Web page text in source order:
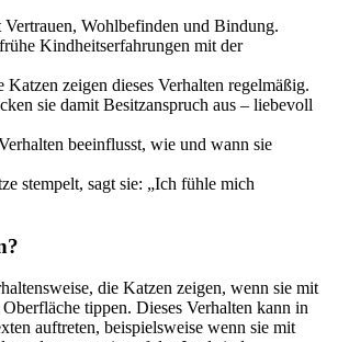
Vertrauen, Wohlbefinden und Bindung.
Kindheitserfahrungen mit der
Katzen zeigen dieses Verhalten regelmäßig.
sie damit Besitzanspruch aus – liebevoll
beeinflusst, wie und wann sie
stempelt, sagt sie: „Ich fühle mich
die Katzen zeigen, wenn sie mit
tippen. Dieses Verhalten kann in
auftreten, beispielsweise wenn sie mit